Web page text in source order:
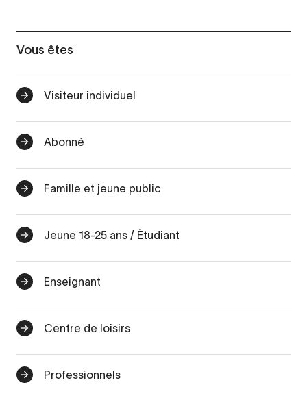
Vous êtes
Visiteur individuel
Abonné
Famille et jeune public
Jeune 18-25 ans / Étudiant
Enseignant
Centre de loisirs
Professionnels